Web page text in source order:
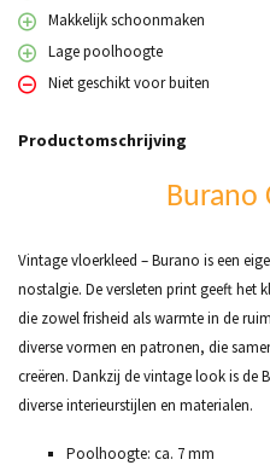
Makkelijk schoonmaken
Lage poolhoogte
Niet geschikt voor buiten
Productomschrijving
Burano
Vintage vloerkleed – Burano is een
nostalgie. De versleten print geeft het
die zowel frisheid als warmte in de
diverse vormen en patronen, die
creëren. Dankzij de vintage look is
diverse interieurstijlen en materialen.
Poolhoogte: ca. 7 mm